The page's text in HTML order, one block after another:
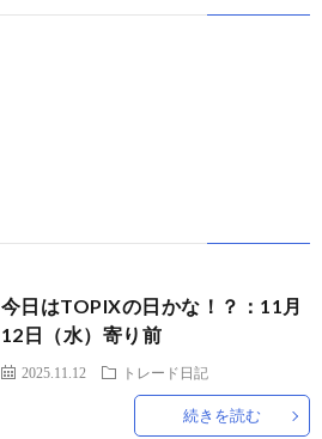
ト
ー
放
今日はTOPIXの日かな！？：11月
12日（水）寄り前
2025.11.12 トレード日記
続きを読む